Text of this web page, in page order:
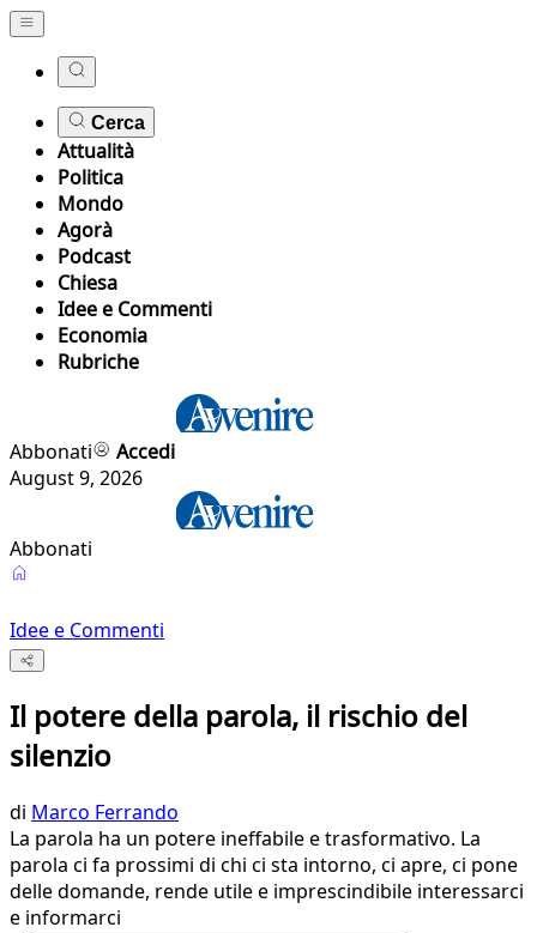
Cerca
Attualità
Politica
Mondo
Agorà
Podcast
Chiesa
Idee e Commenti
Economia
Rubriche
Abbonati
Accedi
August 9, 2026
Abbonati
Idee e Commenti
Il potere della parola, il rischio del
silenzio
di Marco Ferrando
La parola ha un potere ineffabile e trasformativo. La
parola ci fa prossimi di chi ci sta intorno, ci apre, ci pone
delle domande, rende utile e imprescindibile interessarci
e informarci